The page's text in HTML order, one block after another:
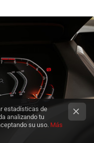
estadísticas de
analizando tu
su uso. Más